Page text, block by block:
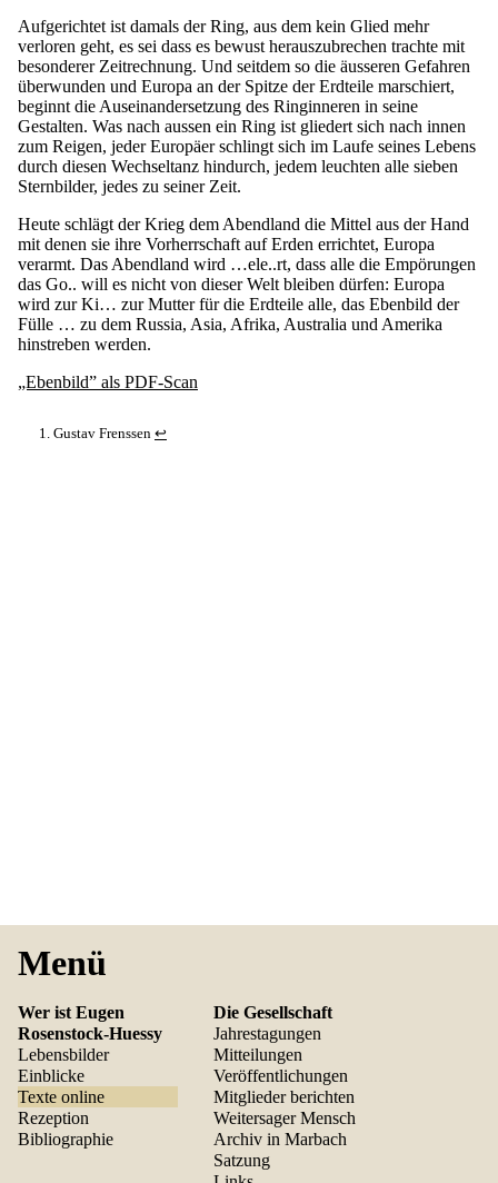
Menü
Wer ist Eugen
Rosenstock-Huessy
Lebensbilder
Einblicke
Texte online
Rezeption
Bibliographie
Die Gesellschaft
Jahrestagungen
Mitteilungen
Veröffentlichungen
Mitglieder berichten
Weitersager Mensch
Archiv in Marbach
Satzung
Aufgerichtet ist damals der Ring, aus dem kein Glied mehr
verloren geht, es sei dass es bewust herauszubrechen trachte mit
besonderer Zeitrechnung. Und seitdem so die äusseren Gefahren
überwunden und Europa an der Spitze der Erdteile marschiert,
beginnt die Auseinandersetzung des Ringinneren in seine
Gestalten. Was nach aussen ein Ring ist gliedert sich nach innen
zum Reigen, jeder Europäer schlingt sich im Laufe seines Lebens
durch diesen Wechseltanz hindurch, jedem leuchten alle sieben
Sternbilder, jedes zu seiner Zeit.
Heute schlägt der Krieg dem Abendland die Mittel aus der Hand
mit denen sie ihre Vorherrschaft auf Erden errichtet, Europa
verarmt. Das Abendland wird …ele..rt, dass alle die Empörungen
das Go.. will es nicht von dieser Welt bleiben dürfen: Europa
wird zur Ki… zur Mutter für die Erdteile alle, das Ebenbild der
Fülle … zu dem Russia, Asia, Afrika, Australia und Amerika
hinstreben werden.
„Ebenbild” als PDF-Scan
Gustav Frenssen ↩